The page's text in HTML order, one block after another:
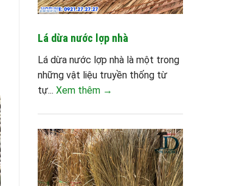
Lá dừa nước lợp nhà
Lá dừa nước lợp nhà là một trong
những vật liệu truyền thống từ
tự... Xem thêm →